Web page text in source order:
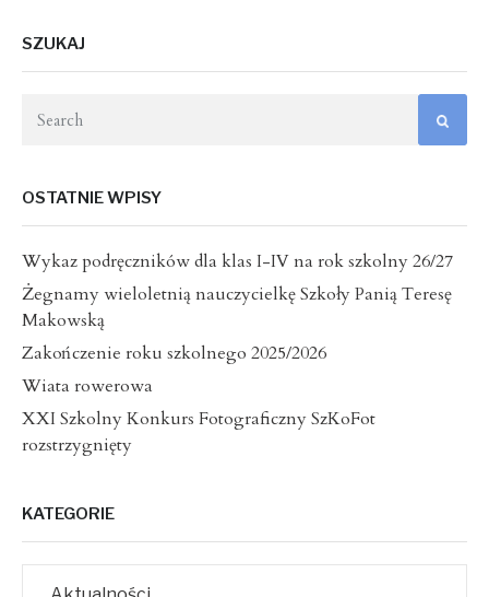
SZUKAJ
OSTATNIE WPISY
Wykaz podręczników dla klas I-IV na rok szkolny 26/27
Żegnamy wieloletnią nauczycielkę Szkoły Panią Teresę
Makowską
Zakończenie roku szkolnego 2025/2026
Wiata rowerowa
XXI Szkolny Konkurs Fotograficzny SzKoFot
rozstrzygnięty
KATEGORIE